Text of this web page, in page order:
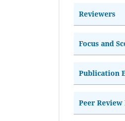
Reviewers
Focus and
Publication
Peer